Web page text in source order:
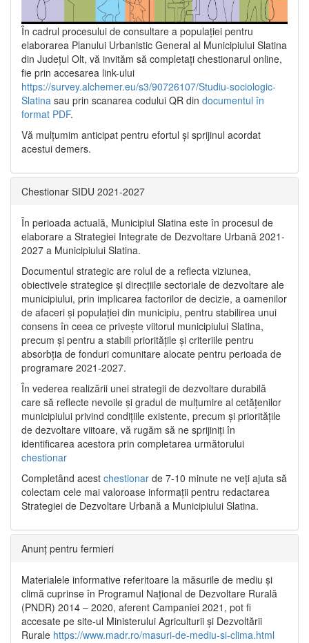
În cadrul procesului de consultare a populaţiei pentru
elaborarea Planului Urbanistic General al Municipiului Slatina
din Județul Olt, vă invităm să completați chestionarul online,
fie prin accesarea link-ului
https://survey.alchemer.eu/s3/90726107/Studiu-sociologic-
Slatina sau prin scanarea codului QR din documentul în
format PDF.
Vă mulţumim anticipat pentru efortul şi sprijinul acordat
acestui demers.
Chestionar SIDU 2021-2027
În perioada actuală, Municipiul Slatina este în procesul de
elaborare a Strategiei Integrate de Dezvoltare Urbană 2021‐
2027 a Municipiului Slatina.
Documentul strategic are rolul de a reflecta viziunea,
obiectivele strategice și direcțiile sectoriale de dezvoltare ale
municipiului, prin implicarea factorilor de decizie, a oamenilor
de afaceri și populației din municipiu, pentru stabilirea unui
consens în ceea ce privește viitorul municipiului Slatina,
precum și pentru a stabili prioritățile și criteriile pentru
absorbția de fonduri comunitare alocate pentru perioada de
programare 2021-2027.
În vederea realizării unei strategii de dezvoltare durabilă
care să reflecte nevoile și gradul de mulțumire al cetățenilor
municipiului privind condițiile existente, precum și prioritățile
de dezvoltare viitoare, vă rugăm să ne sprijiniți în
identificarea acestora prin completarea următorului
chestionar
Completând acest chestionar de 7-10 minute ne veți ajuta să
colectam cele mai valoroase informații pentru redactarea
Strategiei de Dezvoltare Urbană a Municipiului Slatina.
Anunț pentru fermieri
Materialele informative referitoare la măsurile de mediu și
climă cuprinse în Programul Național de Dezvoltare Rurală
(PNDR) 2014 – 2020, aferent Campaniei 2021, pot fi
accesate pe site-ul Ministerului Agriculturii și Dezvoltării
Rurale https://www.madr.ro/masuri-de-mediu-si-clima.html